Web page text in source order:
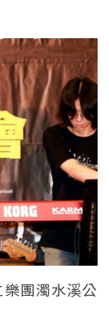
團濁水溪公